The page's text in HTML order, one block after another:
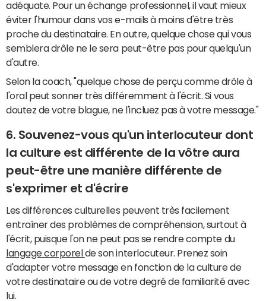
adéquate. Pour un échange professionnel, il vaut mieux
éviter l'humour dans vos e-mails à moins d'être très
proche du destinataire. En outre, quelque chose qui vous
semblera drôle ne le sera peut-être pas pour quelqu'un
d'autre.
Selon la coach, "quelque chose de perçu comme drôle à
l'oral peut sonner très différemment à l'écrit. Si vous
doutez de votre blague, ne l'incluez pas à votre message."
6. Souvenez-vous qu'un interlocuteur dont
la culture est différente de la vôtre aura
peut-être une manière différente de
s'exprimer et d'écrire
Les différences culturelles peuvent très facilement
entraîner des problèmes de compréhension, surtout à
l'écrit, puisque l'on ne peut pas se rendre compte du
langage corporel de son interlocuteur. Prenez soin
d'adapter votre message en fonction de la culture de
votre destinataire ou de votre degré de familiarité avec
lui.